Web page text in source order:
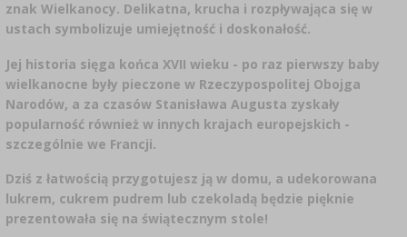
SUBSTANCJE ŻELUJĄCE DŻEMY
ZESTAWY SERWOWARSKIE
DEKORACJE CUKIERNICZE I PRODUKTY DO
PIECZENIA
›
GARNKI I FORMY RZYMSKIE
MASZYNKI DO MIELENIA
PAKOWANIE PRÓŻNIOWE ›
AKCESORIA DO PEKLOWANIA
APLIKATORY, ZACISKARKI
ŚRODKI DODATKOWE ›
PRASY
ROZDRABNIARKI
LITERATURA
WĘDZENIE I GRILLOWANIE
KULTURY BAKTERII
RURKI FERMENTACYJNE
AKCESORIA PIWOWARSKIE
KAPSLE
KAPSLOWNICE
BECZKI I WORKI ›
KAMIONKA
SOKOWNIKI
SZYBKOWARY
ZACISKARKI
GĄSIORY ›
BUTELKI ›
ZAKRĘTKI
BECZKI I KARAFKI
DOMKI I KARMNIKI
WĘDZARNIE I HAKI ›
GRILLOWANIE
PALENISKA
znak Wielkanocy. Delikatna, krucha i rozpływająca się w
ustach symbolizuje umiejętność i doskonałość.
Jej historia sięga końca XVII wieku - po raz pierwszy baby
wielkanocne były pieczone w Rzeczypospolitej Obojga
Narodów, a za czasów Stanisława Augusta zyskały
popularność również w innych krajach europejskich -
szczególnie we Francji.
Dziś z łatwością przygotujesz ją w domu, a udekorowana
lukrem, cukrem pudrem lub czekoladą będzie pięknie
prezentowała się na świątecznym stole!